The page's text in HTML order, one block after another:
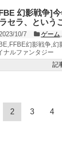
幻影戦争]
セラ、という
10/7 ゲーム,
幻影戦争,幻
ナルファンタジー
記
2 3 4